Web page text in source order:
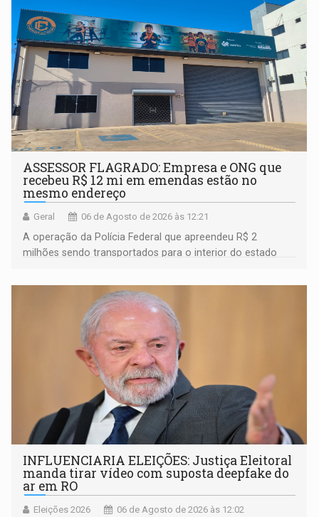
ASSESSOR FLAGRADO: Empresa e ONG que
recebeu R$ 12 mi em emendas estão no
mesmo endereço
Geral 06 de Agosto de 2026 às 12:21
A operação da Polícia Federal que apreendeu R$ 2
milhões sendo transportados para o interior do estado
ligação do suspeito com um deputado federal do União
Brasil por Rondônia
INFLUENCIARIA ELEIÇÕES: Justiça Eleitoral
manda tirar vídeo com suposta deepfake do
ar em RO
Eleições 2026 06 de Agosto de 2026 às 12:02